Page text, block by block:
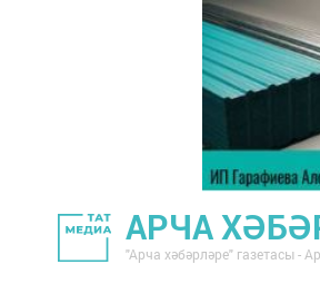
АРЧА
"Арча хәбәрләре" газетасы -